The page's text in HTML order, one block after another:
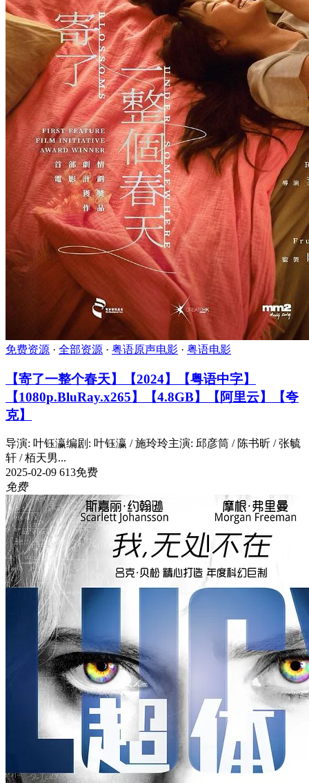
免费资源 · 全部资源 · 粤语原声电影 · 粤语电影
【寄了一整个春天】【2024】【粤语中字】
【1080p.BluRay.x265】【4.8GB】【阿里云】【夸
克】
导演: 叶钰瀛编剧: 叶钰瀛 / 施玲玲主演: 邱彦筒 / 陈书昕 / 张毓
轩 / 栢天男...
2025-02-09 613免费
免费